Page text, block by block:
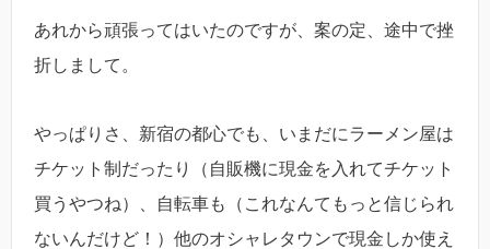
あれから頑張ってはいたのですが、案の定、途中で挫
折しまして。
やっぱりさ、新宿の都心でも、いまだにラーメン屋は
チケット制だったり（自販機に現金を入れてチケット
買うやつね）、自転車も（これなんてもっと信じられ
ないんだけど！）他のオシャレタウンで現金しか使え